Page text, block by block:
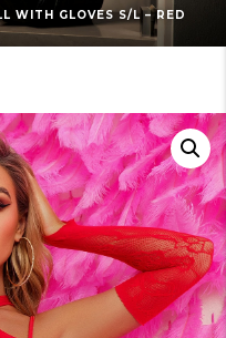
WITH GLOVES S/L – RED